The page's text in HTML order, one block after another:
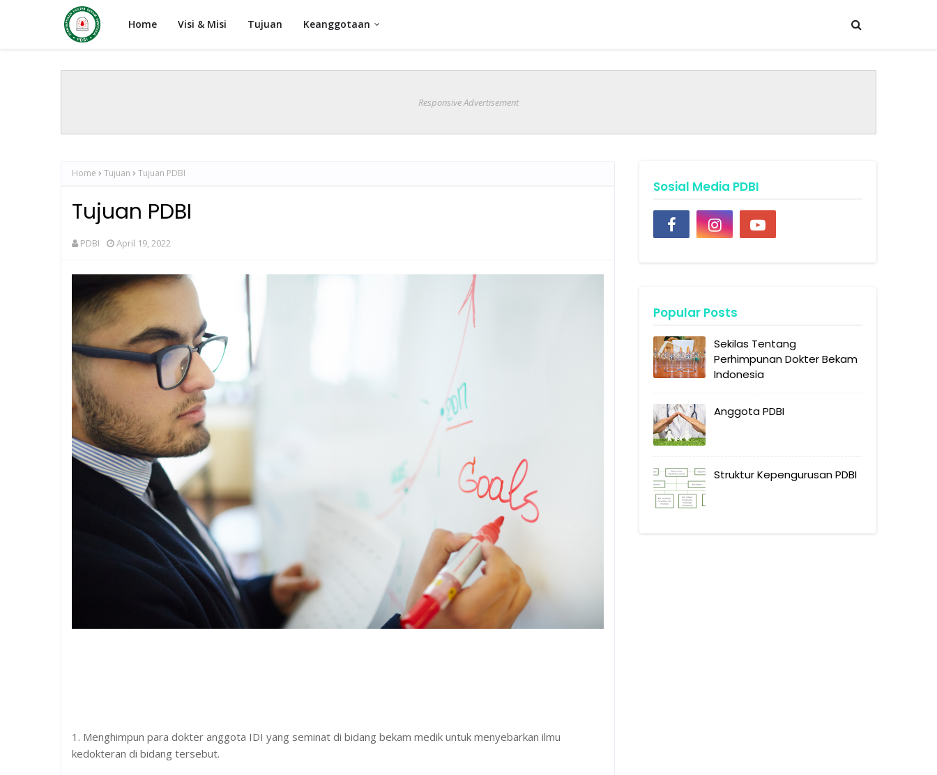
Home Visi & Misi Tujuan Keanggotaan
Responsive Advertisement
Home Tujuan Tujuan PDBI
Tujuan PDBI
PDBI April 19, 2022
1. Menghimpun para dokter anggota IDI yang seminat di bidang bekam medik untuk menyebarkan ilmu
kedokteran di bidang tersebut.
Sosial Media PDBI
Popular Posts
Sekilas Tentang
Perhimpunan Dokter Bekam
Indonesia
Anggota PDBI
Struktur Kepengurusan PDBI